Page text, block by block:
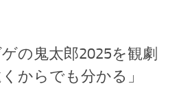
の鬼太郎2025を観劇
からでも分かる」